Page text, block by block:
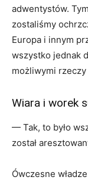
adwentystów.
zostaliśmy
Europa i innym
wszystko jednak
możliwymi
Wiara i worek
— Tak, to było
został
Ówczesne